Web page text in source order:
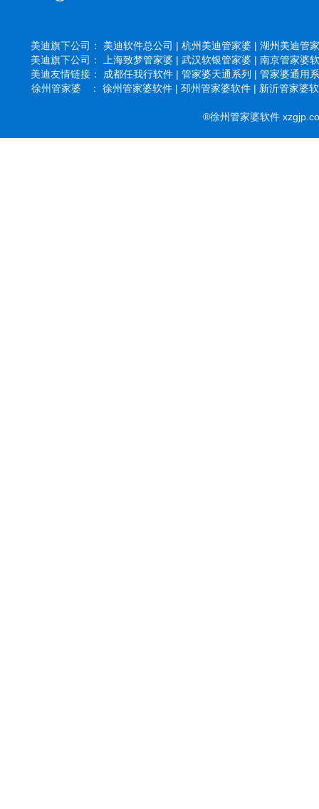
美迪旗下公司： 美迪软件总公司 | 杭州美迪管家婆 | 湖州美迪管
美迪旗下公司：
上海致梦管家婆 | 武汉软银管家婆 | 南京管家婆
美迪友情链接： 成都任我行软件 | 管家婆天通系列 | 管家婆通用
徐州管家婆 ： 徐州管家婆软件 | 邳州管家婆软件 | 新沂管家婆
®徐州管家婆软件